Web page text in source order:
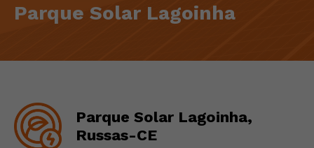
Parque Solar Lagoinha
Parque Solar Lagoinha,
Russas-CE